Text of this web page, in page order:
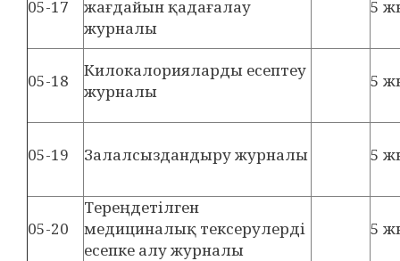
05-17
жағдайын қадағалау
журналы
5
05-18
Килокалорияларды есептеу
журналы
5
05-19 Залалсыздандыру журналы 5
05-20
Тереңдетілген
медициналық тексерулерді
есепке алу журналы
5